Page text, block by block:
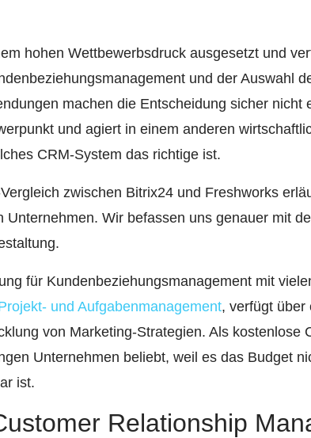
hohen Wettbewerbsdruck ausgesetzt und
und der Auswahl
machen die Entscheidung sicher nicht
und agiert in einem anderen
CRM-System das richtige ist.
zwischen Bitrix24 und Freshworks
Unternehmen. Wir befassen uns genauer mit
für Kundenbeziehungsmanagement mit
und Aufgabenmanagement, verfügt über
von Marketing-Strategien. Als kostenlose
Unternehmen beliebt, weil es das Budget
ist.
Relationship